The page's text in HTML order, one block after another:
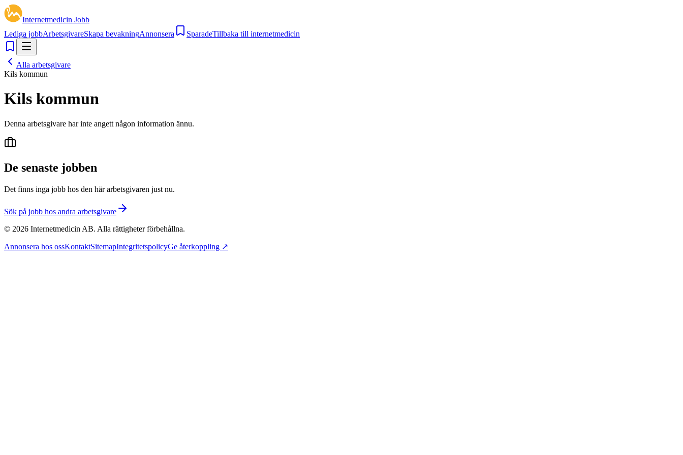
Internetmedicin Jobb
Lediga jobbArbetsgivareSkapa bevakningAnnonsera SparadeTillbaka till internetmedicin
Alla arbetsgivare
Kils kommun
Kils kommun
Denna arbetsgivare har inte angett någon information ännu.
De senaste jobben
Det finns inga jobb hos den här arbetsgivaren just nu.
Sök på jobb hos andra arbetsgivare
© 2026 Internetmedicin AB. Alla rättigheter förbehållna.
Annonsera hos ossKontaktSitemapIntegritetspolicyGe återkoppling ↗